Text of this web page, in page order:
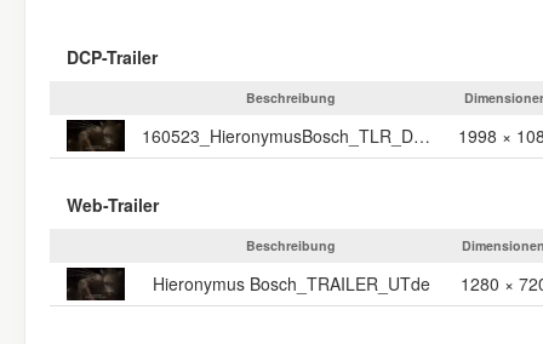
DCP-Trailer
Beschreibung
160523_HieronymusBosch_TLR_DCP_MJ 1998 ×
Web-Trailer
Beschreibung
Hieronymus Bosch_TRAILER_UTde 1280 ×